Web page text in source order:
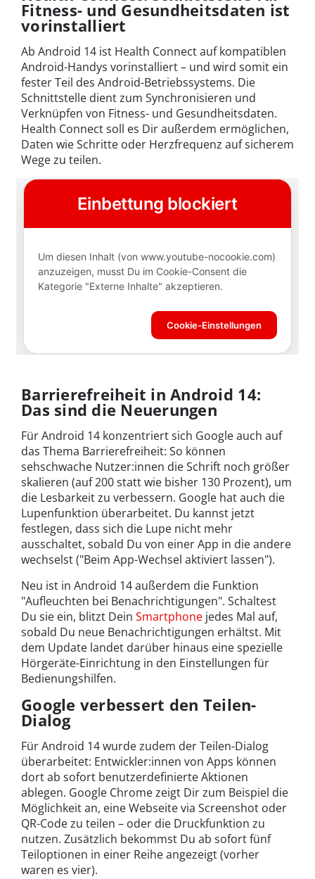
Fitness- und Gesundheitsdaten ist
vorinstalliert
Ab Android 14 ist Health Connect auf kompatiblen
Android-Handys vorinstalliert – und wird somit ein
fester Teil des Android-Betriebssystems. Die
Schnittstelle dient zum Synchronisieren und
Verknüpfen von Fitness- und Gesundheitsdaten.
Health Connect soll es Dir außerdem ermöglichen,
Daten wie Schritte oder Herzfrequenz auf sicherem
Wege zu teilen.
Barrierefreiheit in Android 14:
Das sind die Neuerungen
Für Android 14 konzentriert sich Google auch auf
das Thema Barrierefreiheit: So können
sehschwache Nutzer:innen die Schrift noch größer
skalieren (auf 200 statt wie bisher 130 Prozent), um
die Lesbarkeit zu verbessern. Google hat auch die
Lupenfunktion überarbeitet. Du kannst jetzt
festlegen, dass sich die Lupe nicht mehr
ausschaltet, sobald Du von einer App in die andere
wechselst ("Beim App-Wechsel aktiviert lassen").
Neu ist in Android 14 außerdem die Funktion
"Aufleuchten bei Benachrichtigungen". Schaltest
Du sie ein, blitzt Dein Smartphone jedes Mal auf,
sobald Du neue Benachrichtigungen erhältst. Mit
dem Update landet darüber hinaus eine spezielle
Hörgeräte-Einrichtung in den Einstellungen für
Bedienungshilfen.
Google verbessert den Teilen-
Dialog
Für Android 14 wurde zudem der Teilen-Dialog
überarbeitet: Entwickler:innen von Apps können
dort ab sofort benutzerdefinierte Aktionen
ablegen. Google Chrome zeigt Dir zum Beispiel die
Möglichkeit an, eine Webseite via Screenshot oder
QR-Code zu teilen – oder die Druckfunktion zu
nutzen. Zusätzlich bekommst Du ab sofort fünf
Teiloptionen in einer Reihe angezeigt (vorher
waren es vier).